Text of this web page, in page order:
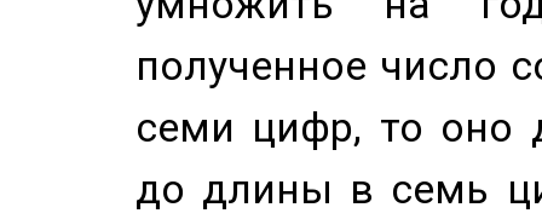
полученное число
семи цифр, то оно
до длины в семь